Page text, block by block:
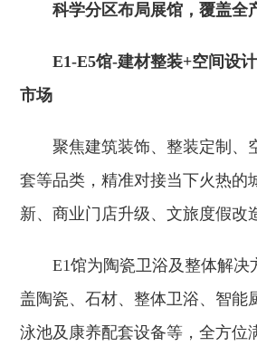
科学分区布局展馆，覆盖全
E1-E5馆-建材整装+空间设计
市场
聚焦建筑装饰、整装定制、
套等品类，精准对接当下火热的
新、商业门店升级、文旅度假改
E1馆为陶瓷卫浴及整体解决
盖陶瓷、石材、整体卫浴、智能
泳池及康养配套设备等，全方位